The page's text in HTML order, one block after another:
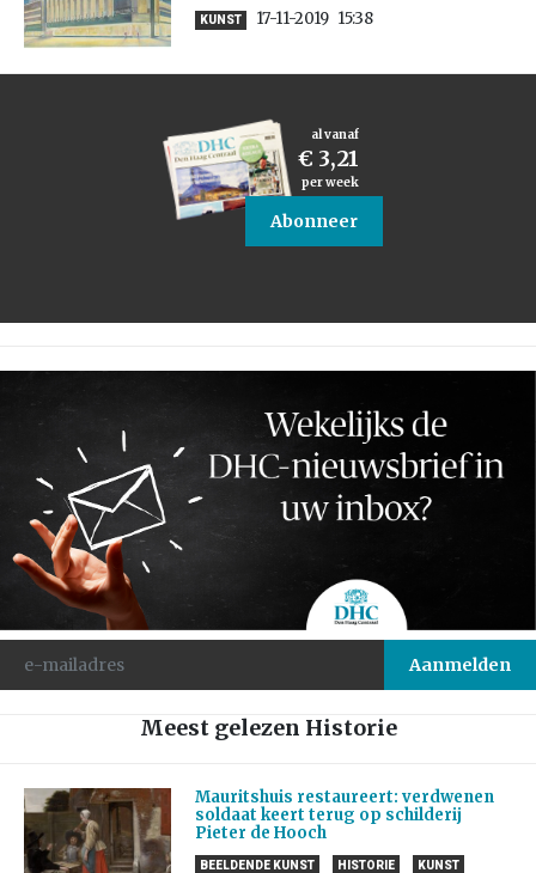
KUNST 17-11-2019 15:38
al vanaf
€ 3,21
per week
Abonneer
Meest gelezen Historie
Mauritshuis restaureert: verdwenen
soldaat keert terug op schilderij
Pieter de Hooch
BEELDENDE KUNST HISTORIE KUNST